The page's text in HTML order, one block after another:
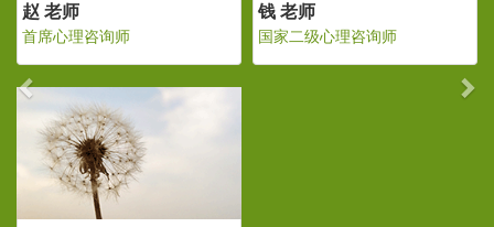
老师
二级心理咨询师
赵 老师
首席心理咨询师